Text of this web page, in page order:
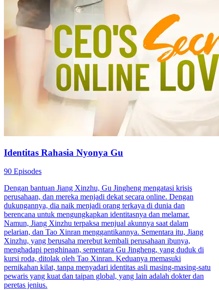
Identitas Rahasia Nyonya Gu
90 Episodes
Dengan bantuan Jiang Xinzhu, Gu Jingheng mengatasi krisis
perusahaan, dan mereka menjadi dekat secara online. Dengan
dukungannya, dia naik menjadi orang terkaya di dunia dan
berencana untuk mengungkapkan identitasnya dan melamar.
Namun, Jiang Xinzhu terpaksa menjual akunnya saat dalam
pelarian, dan Tao Xinran menggantikannya. Sementara itu, Jiang
Xinzhu, yang berusaha merebut kembali perusahaan ibunya,
menghadapi penghinaan, sementara Gu Jingheng, yang duduk di
kursi roda, ditolak oleh Tao Xinran. Keduanya memasuki
pernikahan kilat, tanpa menyadari identitas asli masing-masing-satu
pewaris yang kuat dan taipan global, yang lain adalah dokter dan
peretas jenius.